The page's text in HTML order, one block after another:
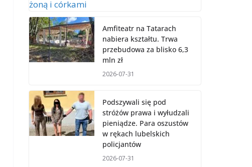
Amfiteatr na Tatarach
nabiera kształtu. Trwa
przebudowa za blisko 6,3
mln zł
2026-07-31
Podszywali się pod
stróżów prawa i wyłudzali
pieniądze. Para oszustów
w rękach lubelskich
policjantów
2026-07-31